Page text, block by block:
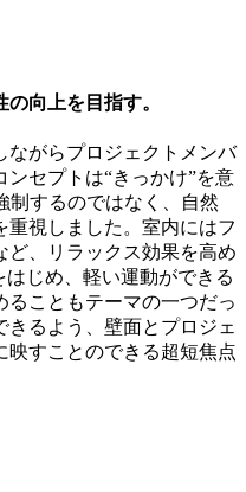
向上を目指す。
ながらプロジェクトメンバ
セプトは“きっかけ”を意
制するのではなく、自然
重視しました。室内にはフ
ど、リラックス効果を高め
はじめ、軽い運動ができる
こともテーマの一つだっ
るよう、壁面とプロジェ
映すことのできる超短焦点